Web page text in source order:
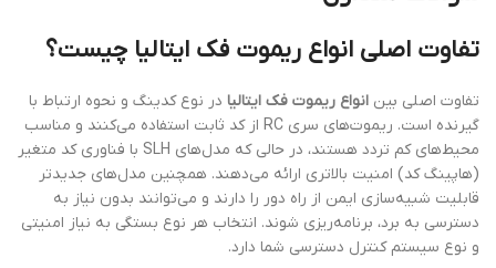
تفاوت اصلی انواع ریموت فک ایتالیا چیست؟
تفاوت اصلی بین انواع ریموت فک ایتالیا در نوع کدینگ و نحوه ارتباط با
گیرنده است. ریموت‌های سری RC از کد ثابت استفاده می‌کنند و مناسب
محیط‌های کم تردد هستند، در حالی که مدل‌های SLH با فناوری کد متغیر
(هاپینگ کد) امنیت بالاتری ارائه می‌دهند. همچنین مدل‌های جدیدتر
قابلیت شبیه‌سازی ایمن از راه دور را دارند و می‌توانند بدون نیاز به
دسترسی به برد، برنامه‌ریزی شوند. انتخاب هر نوع بستگی به نیاز امنیتی
و نوع سیستم کنترل دسترسی شما دارد.